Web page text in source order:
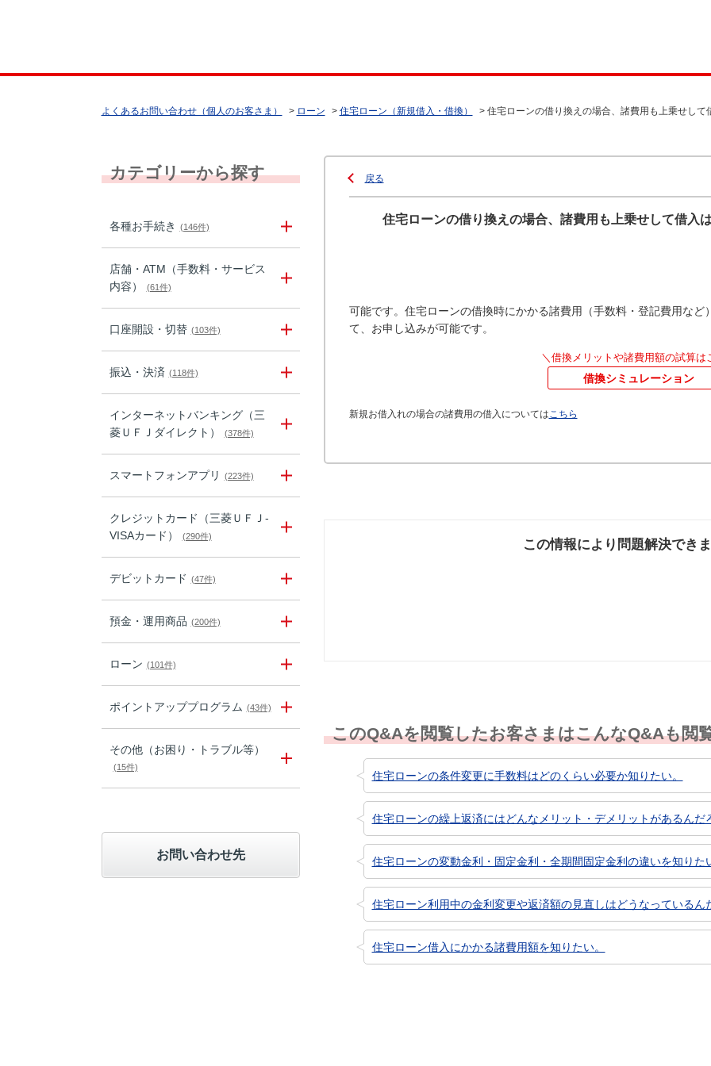
よくあるお問い合わせ（個人のお客さま） > ローン > 住宅ローン（新規借入・借換） > 住宅ローンの借り換えの場合、諸費用も上乗せして
カテゴリーから探す
各種お手続き (146件)
店舗・ATM（手数料・サービス
内容）
(61件)
口座開設・切替 (103件)
振込・決済 (118件)
インターネットバンキング（三
菱ＵＦＪダイレクト）
(378件)
スマートフォンアプリ (223件)
クレジットカード（三菱ＵＦＪ-
VISAカード）
(290件)
デビットカード (47件)
預金・運用商品 (200件)
ローン (101件)
ポイントアッププログラム (43件)
その他（お困り・トラブル等）
(15件)
お問い合わせ先
戻る
住宅ローンの借り換えの場合、諸費用も上乗せして借入は
可能です。住宅ローンの借換時にかかる諸費用（手数料・登記費用な
て、お申し込みが可能です。
＼借換メリットや諸費用額の試算は
借換シミュレーション
新規お借入れの場合の諸費用の借入については こちら
この情報により問題解決でき
このQ&Aを閲覧したお客さまはこんなQ&Aも閲
住宅ローンの条件変更に手数料はどのくらい必要か知りたい。
住宅ローンの繰上返済にはどんなメリット・デメリットがあるんだ
住宅ローンの変動金利・固定金利・全期間固定金利の違いを知りた
住宅ローン利用中の金利変更や返済額の見直しはどうなっているん
住宅ローン借入にかかる諸費用額を知りたい。